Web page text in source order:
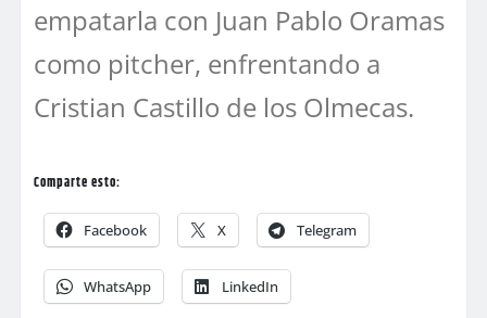
empatarla con Juan Pablo Oramas
como pitcher, enfrentando a
Cristian Castillo de los Olmecas.
Comparte esto:
Facebook X Telegram
WhatsApp LinkedIn